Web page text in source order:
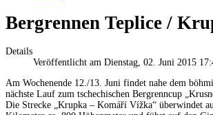
Bergrennen Teplice /
Details
Veröffentlicht am Dienstag, 02. Juni 2015
Am Wochenende 12./13. Juni findet nahe dem
nächste Lauf zum tschechischen Bergrenncup
Die Strecke „Krupka – Komáří Vížka“ überwindet